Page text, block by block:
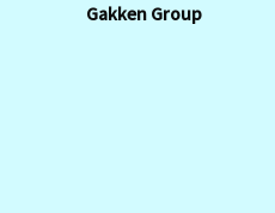
Gakken Group